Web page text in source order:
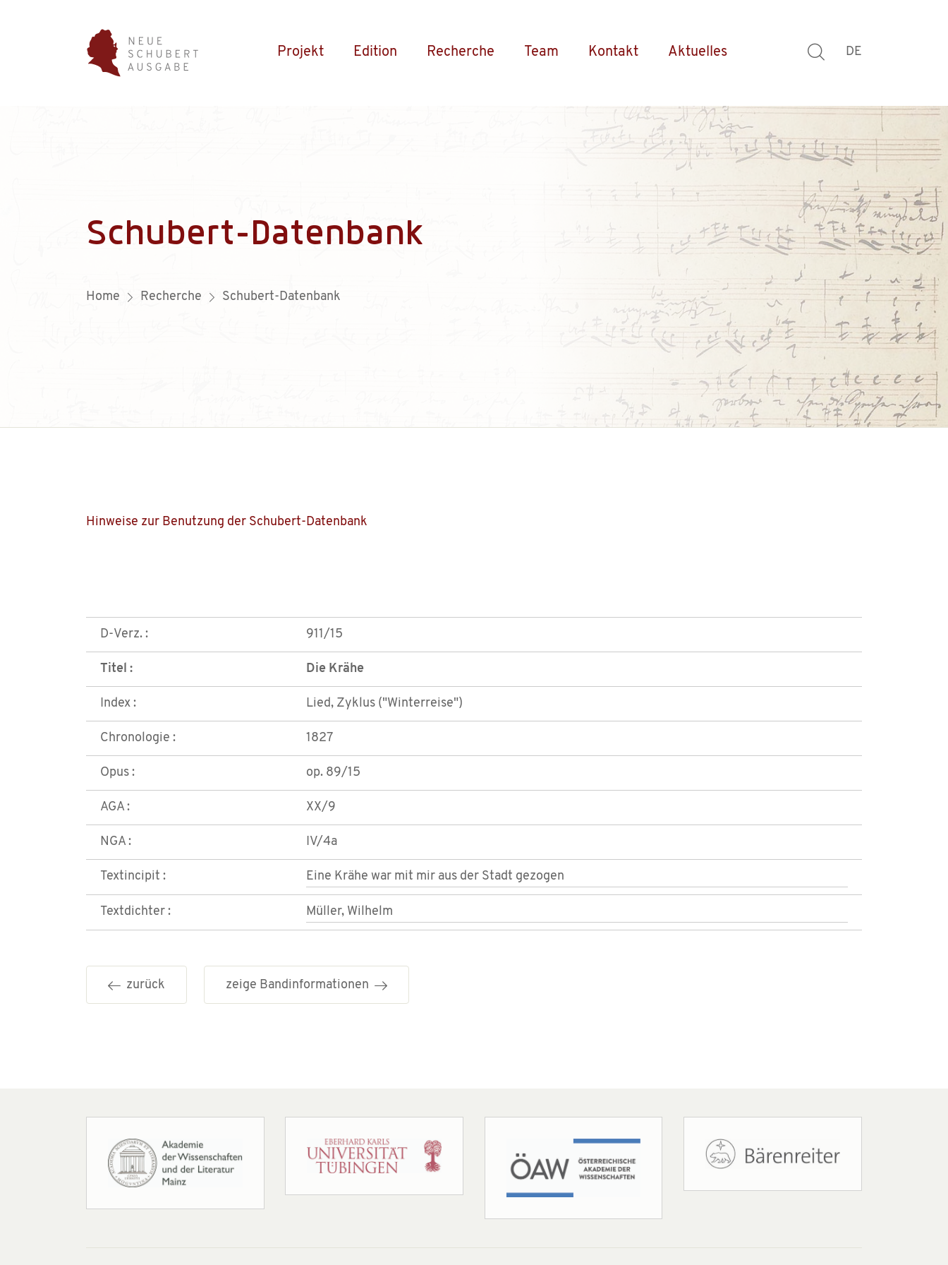
Projekt Edition Recherche Team Kontakt Aktuelles DE
Schubert-Datenbank
Home Recherche Schubert-Datenbank
Hinweise zur Benutzung der Schubert-Datenbank
D-Verz. : 911/15
Titel : Die Krähe
Index : Lied, Zyklus ("Winterreise")
Chronologie : 1827
Opus : op. 89/15
AGA : XX/9
NGA : IV/4a
Textincipit : Eine Krähe war mit mir aus der Stadt gezogen
Textdichter : Müller, Wilhelm
zurück zeige Bandinformationen